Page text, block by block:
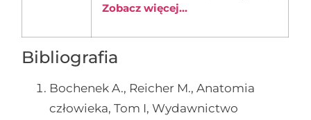
Zobacz więcej...
Bibliografia
Bochenek A., Reicher M., Anatomia
człowieka, Tom I, Wydawnictwo